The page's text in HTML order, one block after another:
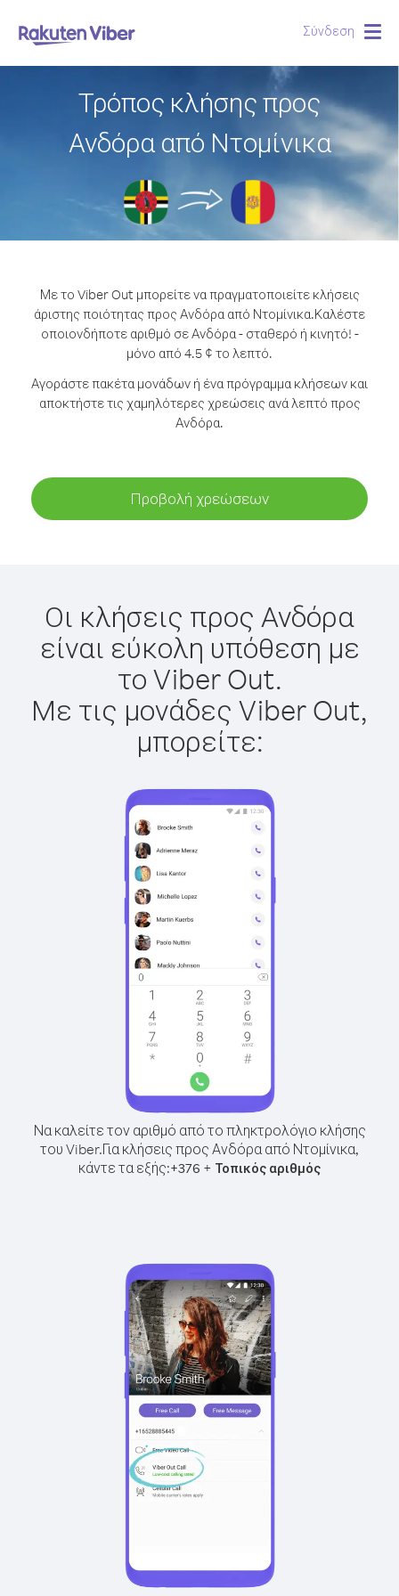
Σύνδεση
Τρόπος κλήσης προς
Ανδόρα από Ντομίνικα
Με το Viber Out μπορείτε να πραγματοποιείτε κλήσεις
άριστης ποιότητας προς Ανδόρα από Ντομίνικα.Καλέστε
οποιονδήποτε αριθμό σε Ανδόρα - σταθερό ή κινητό! -
μόνο από 4.5 ¢ το λεπτό.
Αγοράστε πακέτα μονάδων ή ένα πρόγραμμα κλήσεων και
αποκτήστε τις χαμηλότερες χρεώσεις ανά λεπτό προς
Ανδόρα.
Προβολή χρεώσεων
Οι κλήσεις προς Ανδόρα
είναι εύκολη υπόθεση με
το Viber Out.
Με τις μονάδες Viber Out,
μπορείτε:
Να καλείτε τον αριθμό από το πληκτρολόγιο κλήσης
του Viber.Για κλήσεις προς Ανδόρα από Ντομίνικα,
κάντε τα εξής:+376 + Τοπικός αριθμός